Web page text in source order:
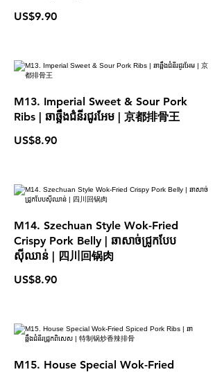
US$9.90
M13. Imperial Sweet & Sour Pork
Ribs | ឆាឆ្អឹងជំនីរជូរអែម | 京都排骨王
US$8.90
M14. Szechuan Style Wok-Fried
Crispy Pork Belly | ឆាសាច់ជ្រូកបែប
ស៊ីឈាន់ | 四川回锅肉
US$8.90
M15. House Special Wok-Fried